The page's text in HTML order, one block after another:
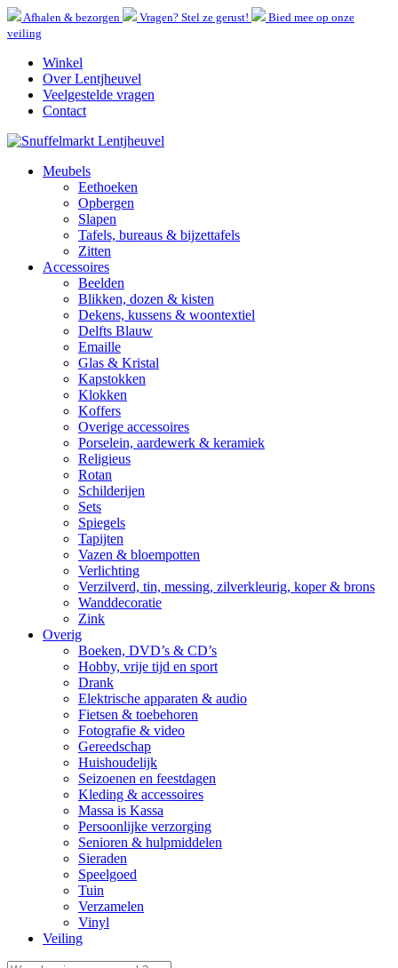
Afhalen & bezorgen Vragen? Stel ze gerust!
Bied mee op onze
veiling
Winkel
Over Lentjheuvel
Veelgestelde vragen
Contact
Meubels
Eethoeken
Opbergen
Slapen
Tafels, bureaus & bijzettafels
Zitten
Accessoires
Beelden
Blikken, dozen & kisten
Dekens, kussens & woontextiel
Delfts Blauw
Emaille
Glas & Kristal
Kapstokken
Klokken
Koffers
Overige accessoires
Porselein, aardewerk & keramiek
Religieus
Rotan
Schilderijen
Sets
Spiegels
Tapijten
Vazen & bloempotten
Verlichting
Verzilverd, tin, messing, zilverkleurig, koper & brons
Wanddecoratie
Zink
Overig
Boeken, DVD’s & CD’s
Hobby, vrije tijd en sport
Drank
Elektrische apparaten & audio
Fietsen & toebehoren
Fotografie & video
Gereedschap
Huishoudelijk
Seizoenen en feestdagen
Kleding & accessoires
Massa is Kassa
Persoonlijke verzorging
Senioren & hulpmiddelen
Sieraden
Speelgoed
Tuin
Verzamelen
Vinyl
Veiling